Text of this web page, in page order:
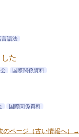
言語法
た
国際関係資料
国際関係資料
のページ（古い情報へ）→